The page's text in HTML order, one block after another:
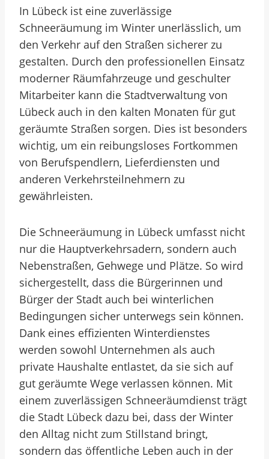
In Lübeck ist eine zuverlässige
Schneeräumung im Winter unerlässlich, um
den Verkehr auf den Straßen sicherer zu
gestalten. Durch den professionellen Einsatz
moderner Räumfahrzeuge und geschulter
Mitarbeiter kann die Stadtverwaltung von
Lübeck auch in den kalten Monaten für gut
geräumte Straßen sorgen. Dies ist besonders
wichtig, um ein reibungsloses Fortkommen
von Berufspendlern, Lieferdiensten und
anderen Verkehrsteilnehmern zu
gewährleisten.
Die Schneeräumung in Lübeck umfasst nicht
nur die Hauptverkehrsadern, sondern auch
Nebenstraßen, Gehwege und Plätze. So wird
sichergestellt, dass die Bürgerinnen und
Bürger der Stadt auch bei winterlichen
Bedingungen sicher unterwegs sein können.
Dank eines effizienten Winterdienstes
werden sowohl Unternehmen als auch
private Haushalte entlastet, da sie sich auf
gut geräumte Wege verlassen können. Mit
einem zuverlässigen Schneeräumdienst trägt
die Stadt Lübeck dazu bei, dass der Winter
den Alltag nicht zum Stillstand bringt,
sondern das öffentliche Leben auch in der